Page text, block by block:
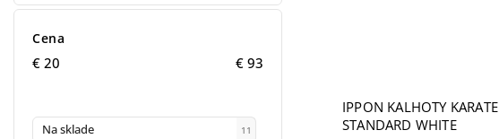
Cena
€20 €93
Na sklade 11
IPPON KALHOTY KARATE
STANDARD WHITE